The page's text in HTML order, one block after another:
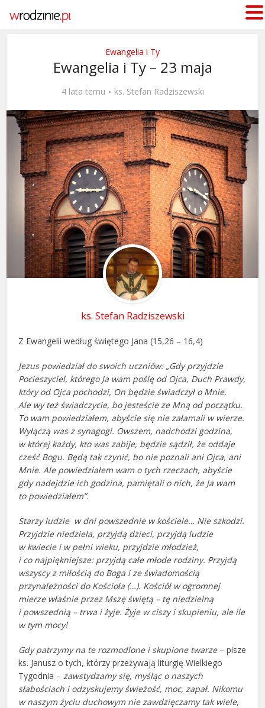
Ewangelia i Ty
Ewangelia i Ty – 23 maja
4 lata temu ks. Stefan Radziszewski
ks. Stefan Radziszewski
Z Ewangelii według świętego Jana (15,26 – 16,4)
Jezus powiedział do swoich uczniów: „Gdy przyjdzie
Pocieszyciel, którego Ja wam poślę od Ojca, Duch Prawdy,
który od Ojca pochodzi, On będzie świadczył o Mnie.
Ale wy też świadczycie, bo jesteście ze Mną od początku.
To wam powiedziałem, abyście się nie załamali w wierze.
Wyłączą was z synagogi. Owszem, nadchodzi godzina,
w której każdy, kto was zabije, będzie sądził, że oddaje
cześć Bogu. Będą tak czynić, bo nie poznali ani Ojca, ani
Mnie. Ale powiedziałem wam o tych rzeczach, abyście
gdy nadejdzie ich godzina, pamiętali o nich, że Ja wam
to powiedziałem”.
Starzy ludzie w dni powszednie w kościele… Nie szkodzi.
Przyjdzie niedziela, przyjdą dzieci, przyjdą ludzie
w kwiecie i w pełni wieku, przyjdzie młodzież,
i co najpiękniejsze: przyjdą całe młode rodziny. Przyjdą
wszyscy z miłością do Boga i ze świadomością
przynależności do Kościoła (…). Kościół w ogromnej
mierze właśnie przez Mszę świętą – tę niedzielną
i powszednią – trwa i żyje. Żyje w ciszy i skupieniu, ale ile
w tym mocy!
Gdy patrzymy na te rozmodlone i skupione twarze – pisze
ks. Janusz o tych, którzy przeżywają liturgię Wielkiego
Tygodnia – zawstydzamy się, myśląc o naszych
słabościach i odzyskujemy świeżość, moc, zapał. Nikomu
w naszym życiu duchowym nie zawdzięczamy tak wiele,